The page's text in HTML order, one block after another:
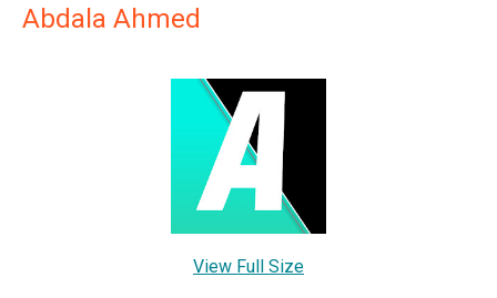
Abdala Ahmed
View Full Size